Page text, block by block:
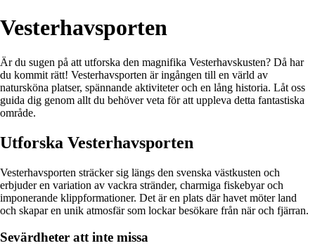
Vesterhavsporten
Är du sugen på att utforska den magnifika Vesterhavskusten? Då har
du kommit rätt! Vesterhavsporten är ingången till en värld av
natursköna platser, spännande aktiviteter och en lång historia. Låt oss
guida dig genom allt du behöver veta för att uppleva detta fantastiska
område.
Utforska Vesterhavsporten
Vesterhavsporten sträcker sig längs den svenska västkusten och
erbjuder en variation av vackra stränder, charmiga fiskebyar och
imponerande klippformationer. Det är en plats där havet möter land
och skapar en unik atmosfär som lockar besökare från när och fjärran.
Sevärdheter att inte missa